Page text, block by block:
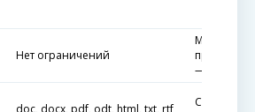
Нет ограничений
— 50 000